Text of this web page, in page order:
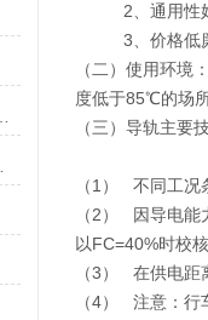
2 、通用
3 、价格
（二）使用环境
度低于85℃的场
（三）导轨主要
（1） 不同工况
（2）
因导电能
以FC=40%时校
（3） 在供电距
（4） 注意：行